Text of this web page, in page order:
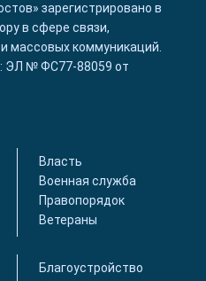
зарегистрировано в
в сфере связи,
массовых коммуникаций.
ЭЛ № ФС77-88059 от
Власть
Военная служба
Правопорядок
Ветераны
Благоустройство